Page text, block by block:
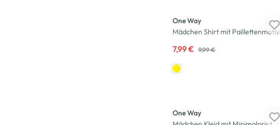
One Way
Mädchen Shirt mit Paillettenmotiv
7,99 € 9,99 €
One Way